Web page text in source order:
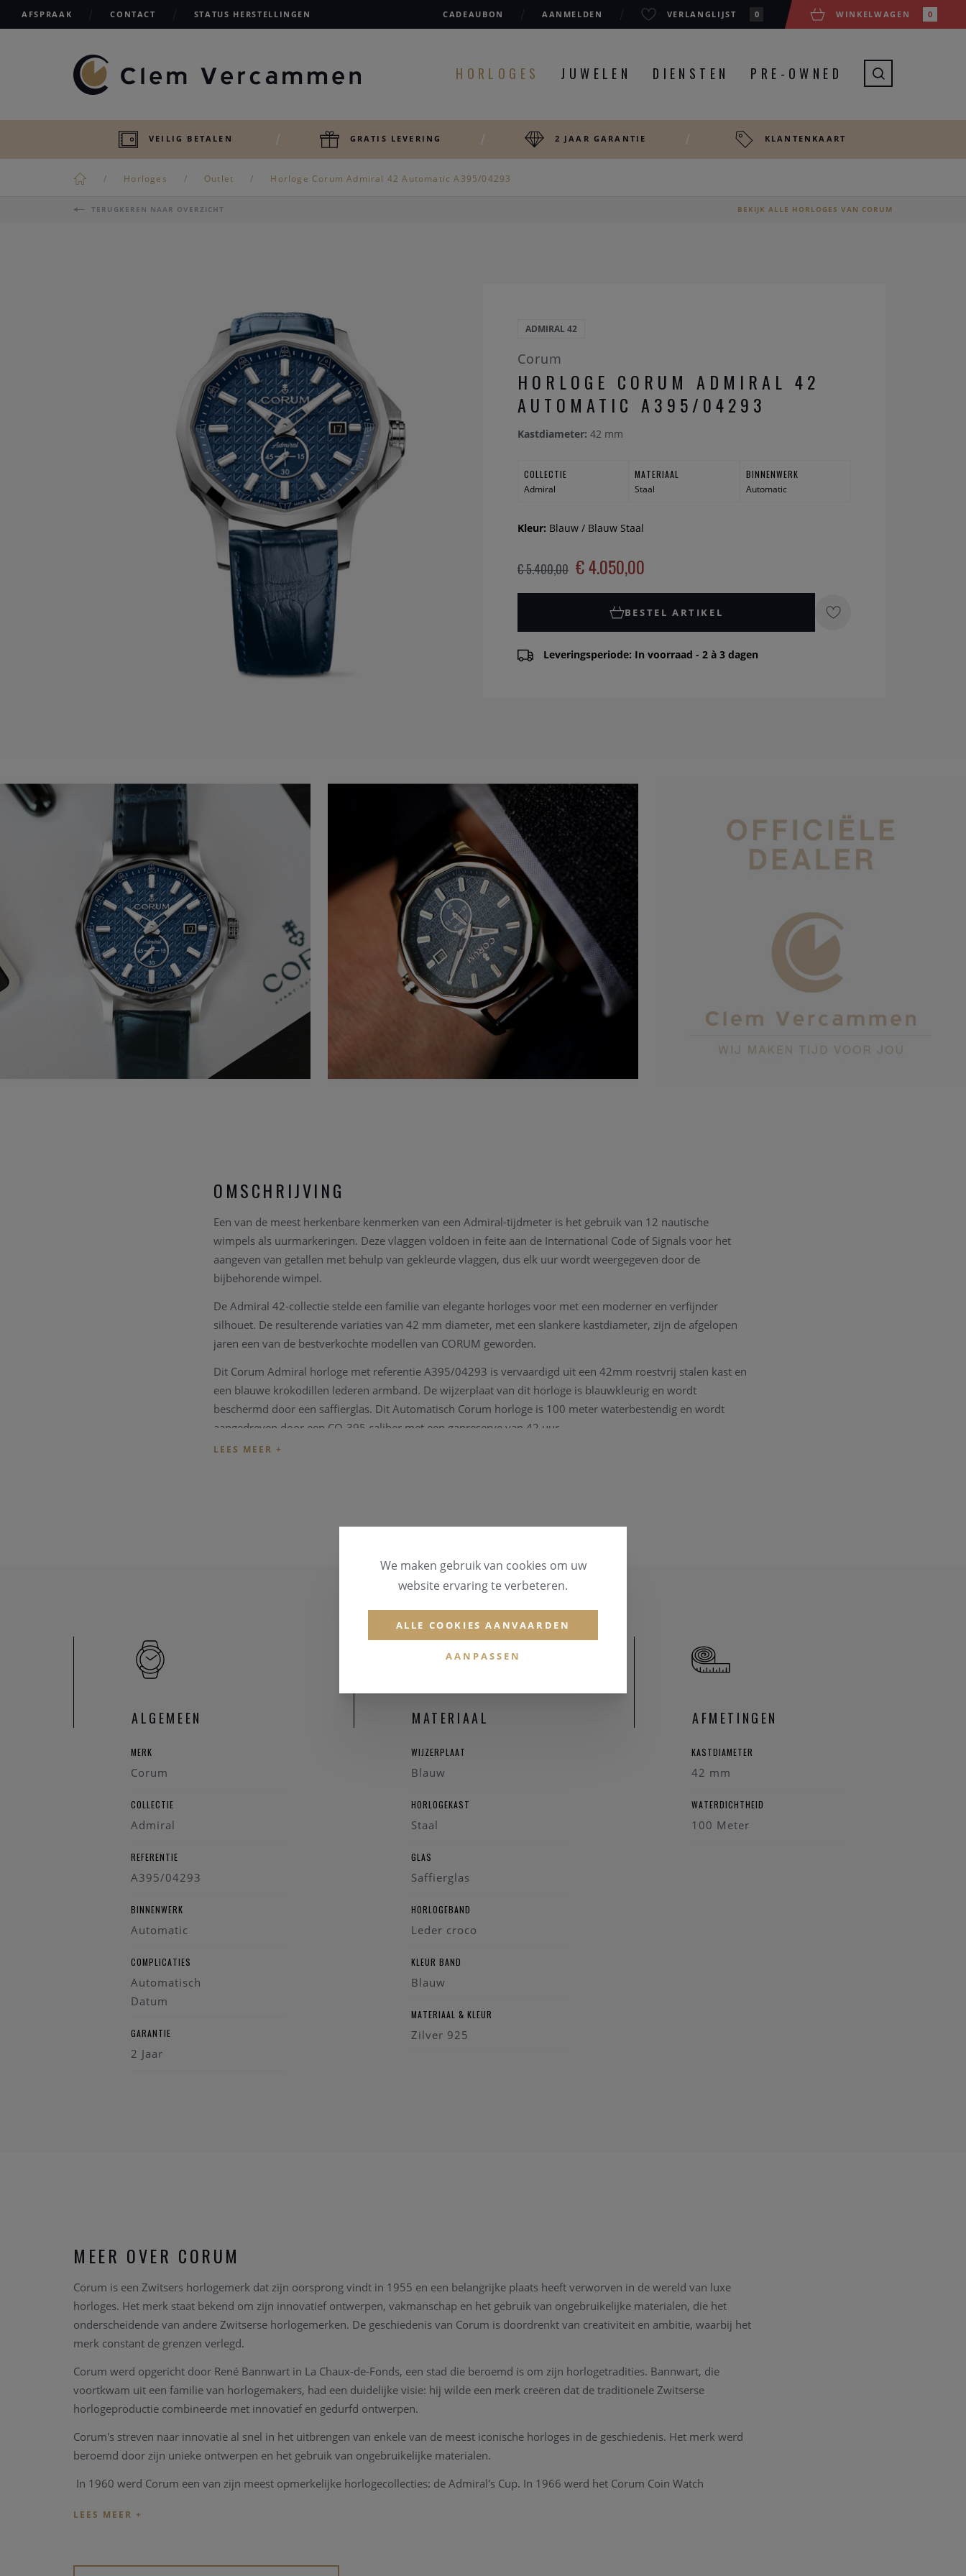
AFSPRAAK CONTACT STATUS HERSTELLINGEN CADEAUBON AANMELDEN VERLANGLIJST 0 WINKELWAGEN 0
HORLOGES JUWELEN DIENSTEN PRE-OWNED
VEILIG BETALEN GRATIS LEVERING 2 JAAR GARANTIE KLANTENKAART
Horloges Outlet Horloge Corum Admiral 42 Automatic A395/04293
TERUGKEREN NAAR OVERZICHT BEKIJK ALLE HORLOGES VAN CORUM
ADMIRAL 42
Corum
HORLOGE CORUM ADMIRAL 42
AUTOMATIC A395/04293
Kastdiameter: 42 mm
COLLECTIE
Admiral
MATERIAAL
Staal
BINNENWERK
Automatic
Kleur: Blauw / Blauw Staal
€ 5.400,00 € 4.050,00
BESTEL ARTIKEL
Leveringsperiode: In voorraad - 2 à 3 dagen
OMSCHRIJVING
Een van de meest herkenbare kenmerken van een Admiral-tijdmeter is het gebruik van 12 nautische
wimpels als uurmarkeringen. Deze vlaggen voldoen in feite aan de International Code of Signals voor het
aangeven van getallen met behulp van gekleurde vlaggen, dus elk uur wordt weergegeven door de
bijbehorende wimpel.
De Admiral 42-collectie stelde een familie van elegante horloges voor met een moderner en verfijnder
silhouet. De resulterende variaties van 42 mm diameter, met een slankere kastdiameter, zijn de afgelopen
jaren een van de bestverkochte modellen van CORUM geworden.
Dit Corum Admiral horloge met referentie A395/04293 is vervaardigd uit een 42mm roestvrij stalen kast en
een blauwe krokodillen lederen armband. De wijzerplaat van dit horloge is blauwkleurig en wordt
beschermd door een saffierglas. Dit Automatisch Corum horloge is 100 meter waterbestendig en wordt
aangedreven door een CO-395 caliber met een ganreserve van 42 uur.
De Corum collectie wordt geleverd met een originele Corum box, vergezeld met alle documenten en de
prestatie van het technisch instrument te kunnen garanderen.
ALGEMEEN
MERK
Corum
COLLECTIE
Admiral
REFERENTIE
A395/04293
BINNENWERK
Automatic
COMPLICATIES
Automatisch
Datum
GARANTIE
2 Jaar
MATERIAAL
WIJZERPLAAT
Blauw
HORLOGEKAST
Staal
GLAS
Saffierglas
HORLOGEBAND
Leder croco
KLEUR BAND
Blauw
MATERIAAL & KLEUR
Zilver 925
AFMETINGEN
KASTDIAMETER
42 mm
WATERDICHTHEID
100 Meter
MEER OVER CORUM
Corum is een Zwitsers horlogemerk dat zijn oorsprong vindt in 1955 en een belangrijke plaats heeft verworven in de wereld van luxe
horloges. Het merk staat bekend om zijn innovatief ontwerpen, vakmanschap en het gebruik van ongebruikelijke materialen, die het
onderscheidende van andere Zwitserse horlogemerken. De geschiedenis van Corum is doordrenkt van creativiteit en ambitie, waarbij het
merk constant de grenzen verlegd.
Corum werd opgericht door René Bannwart in La Chaux-de-Fonds, een stad die beroemd is om zijn horlogetradities. Bannwart, die
voortkwam uit een familie van horlogemakers, had een duidelijke visie: hij wilde een merk creëren dat de traditionele Zwitserse
horlogeproductie combineerde met innovatief en gedurfd ontwerpen.
Corum's streven naar innovatie al snel in het uitbrengen van enkele van de meest iconische horloges in de geschiedenis. Het merk werd
beroemd door zijn unieke ontwerpen en het gebruik van ongebruikelijke materialen.
In 1960 werd Corum een ​​van zijn meest opmerkelijke horlogecollecties: de Admiral's Cup. In 1966 werd het Corum Coin Watch
2000 werd de Golden Bridge gebouwd, een bijzonder exclusief Zwitsers horloge. Maar ook de Bubble, een reeks van gelimiteerde
We maken gebruik van cookies om uw
website ervaring te verbeteren.
ALLE COOKIES AANVAARDEN
AANPASSEN